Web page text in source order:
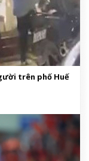
trên phố Huế